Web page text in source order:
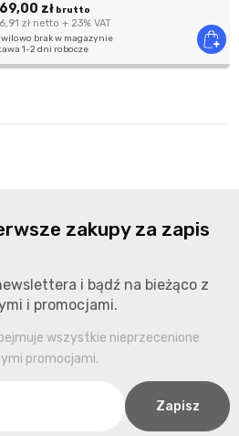
złbrutto
złnetto + 23% VAT
brak w magazynie
1-2 dni robocze
zakupy za zapis
i bądź na bieżąco z
i promocjami.
wszystkie nieprzecenione
promocjami.